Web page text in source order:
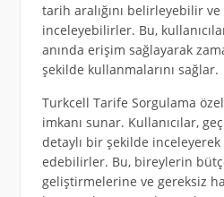
tarih aralığını belirleyebilir
inceleyebilirler. Bu,
anında erişim sağlayarak
şekilde kullanmalarını sağlar.
Turkcell Tarife Sorgulama
imkanı sunar. Kullanıcılar,
detaylı bir şekilde inceleyerek
edebilirler. Bu, bireylerin
geliştirmelerine ve gereksiz